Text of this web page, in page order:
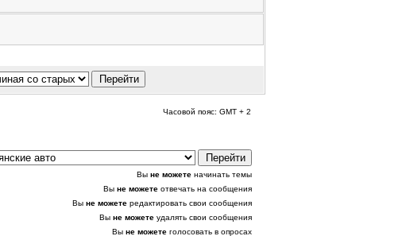
Часовой пояс: GMT + 2
Вы не можете начинать темы
Вы не можете отвечать на сообщения
Вы не можете редактировать свои сообщения
Вы не можете удалять свои сообщения
Вы не можете голосовать в опросах